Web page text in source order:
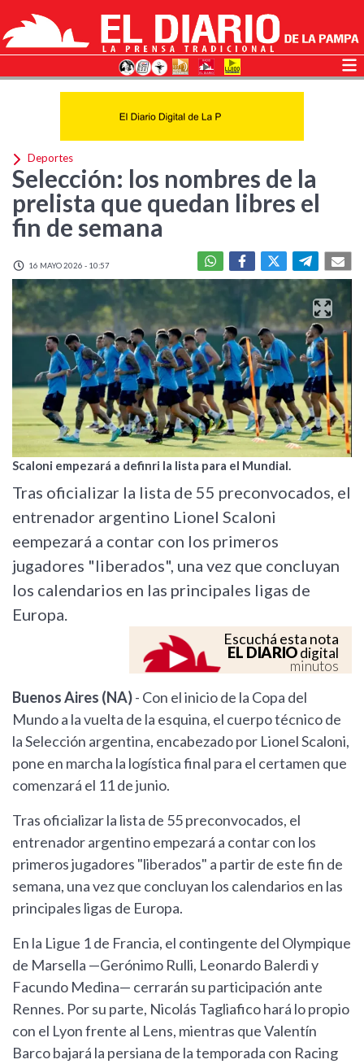
Deportes
Selección: los nombres de la
prelista que quedan libres el
fin de semana
16 MAYO 2026 - 10:57
Scaloni empezará a definri la lista para el Mundial.
Tras oficializar la lista de 55 preconvocados, el
entrenador argentino Lionel Scaloni
eempezará a contar con los primeros
jugadores "liberados", una vez que concluyan
los calendarios en las principales ligas de
Europa.
Escuchá esta nota
EL DIARIOdigital
minutos
Buenos Aires (NA)- Con el inicio de la Copa del
Mundo a la vuelta de la esquina, el cuerpo técnico de
la Selección argentina, encabezado por Lionel Scaloni,
pone en marcha la logística final para el certamen que
comenzará el 11 de junio.
Tras oficializar la lista de 55 preconvocados, el
entrenador argentino empezará a contar con los
primeros jugadores "liberados" a partir de este fin de
semana, una vez que concluyan los calendarios en las
principales ligas de Europa.
En la Ligue 1 de Francia, el contingente del Olympique
de Marsella —Gerónimo Rulli, Leonardo Balerdi y
Facundo Medina— cerrarán su participación ante
Rennes. Por su parte, Nicolás Tagliafico hará lo propio
con el Lyon frente al Lens, mientras que Valentín
Barco bajará la persiana de la temporada con Racing